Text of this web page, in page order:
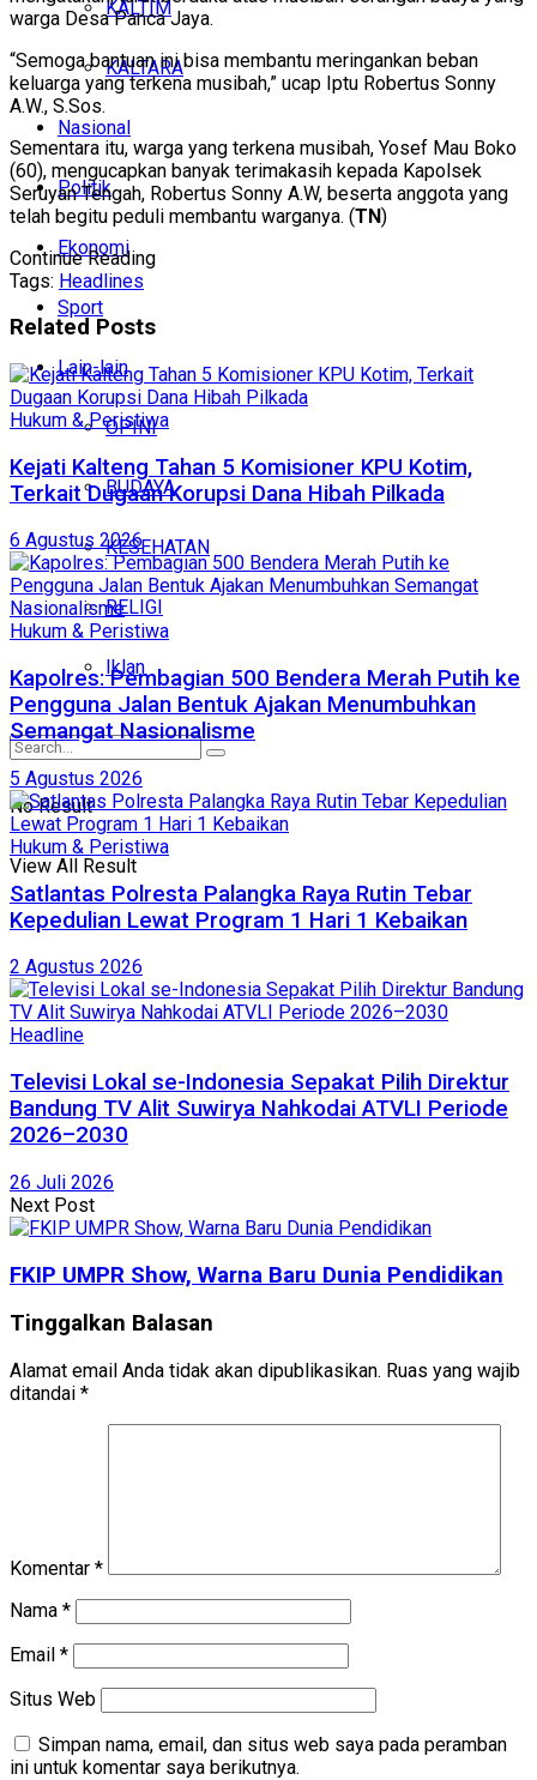
KALTIM
KALTARA
Nasional
Politik
Ekonomi
Sport
Lain-lain
OPINI
BUDAYA
KESEHATAN
RELIGI
Iklan
No Result
View All Result
warga Desa Panca Jaya.
“Semoga bantuan ini bisa membantu meringankan beban
keluarga yang terkena musibah,” ucap Iptu Robertus Sonny
A.W., S.Sos.
Sementara itu, warga yang terkena musibah, Yosef Mau Boko
(60), mengucapkan banyak terimakasih kepada Kapolsek
Seruyan Tengah, Robertus Sonny A.W, beserta anggota yang
telah begitu peduli membantu warganya. (TN)
Continue Reading
Tags: Headlines
Related Posts
Hukum & Peristiwa
Kejati Kalteng Tahan 5 Komisioner KPU Kotim,
Terkait Dugaan Korupsi Dana Hibah Pilkada
6 Agustus 2026
Hukum & Peristiwa
Kapolres: Pembagian 500 Bendera Merah Putih ke
Pengguna Jalan Bentuk Ajakan Menumbuhkan
Semangat Nasionalisme
5 Agustus 2026
Hukum & Peristiwa
Satlantas Polresta Palangka Raya Rutin Tebar
Kepedulian Lewat Program 1 Hari 1 Kebaikan
2 Agustus 2026
Headline
Televisi Lokal se-Indonesia Sepakat Pilih Direktur
Bandung TV Alit Suwirya Nahkodai ATVLI Periode
2026–2030
26 Juli 2026
Next Post
FKIP UMPR Show, Warna Baru Dunia Pendidikan
Tinggalkan Balasan
Alamat email Anda tidak akan dipublikasikan. Ruas yang wajib
ditandai *
Komentar *
Nama *
Email *
Situs Web
Simpan nama, email, dan situs web saya pada peramban
ini untuk komentar saya berikutnya.